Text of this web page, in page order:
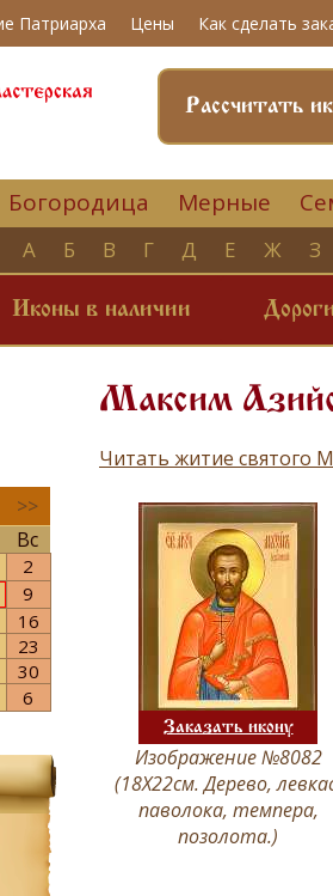
Патриарха Цены Как сделать
Рассчитать
Богородица Мерные
А Б В Г Д Е Ж З
Иконы в наличии
>>
Вс
2
9
16
23
30
6
Максим
Читать житие святого
Заказать икону
Изображение №8082
(18Х22см. Дерево,
паволока, темпера,
позолота.)